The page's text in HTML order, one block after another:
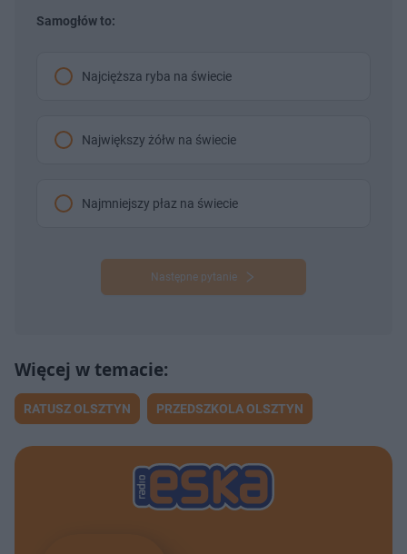
Samogłów to:
Najcięższa ryba na świecie
Największy żółw na świecie
Najmniejszy płaz na świecie
Następne pytanie
RATUSZ OLSZTYN PRZEDSZKOLA OLSZTYN